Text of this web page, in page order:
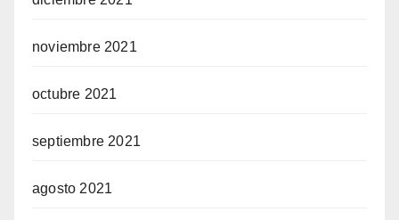
noviembre 2021
octubre 2021
septiembre 2021
agosto 2021